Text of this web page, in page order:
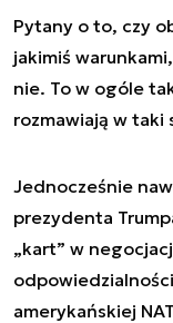
Pytany o to, czy
jakimiś
nie. To w ogóle
rozmawiają w taki
Jednocześnie
prezydenta
„kart” w
amerykańskiej